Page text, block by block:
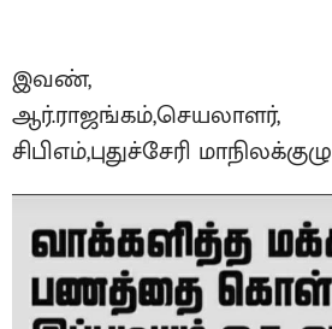
இவண்,
ஆர்.ராஜங்கம்,செயலாளர்,
சிபிஎம்,புதுச்சேரி மாநிலக்குழு